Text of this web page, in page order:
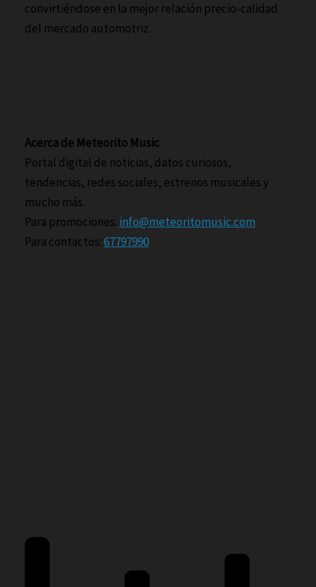
convirtiéndose en la mejor relación precio-calidad
del mercado automotriz.
Acerca de Meteorito Music
Portal digital de noticias, datos curiosos,
tendencias, redes sociales, estrenos musicales y
mucho más.
Para promociones: info@meteoritomusic.com
Para contactos:67797990